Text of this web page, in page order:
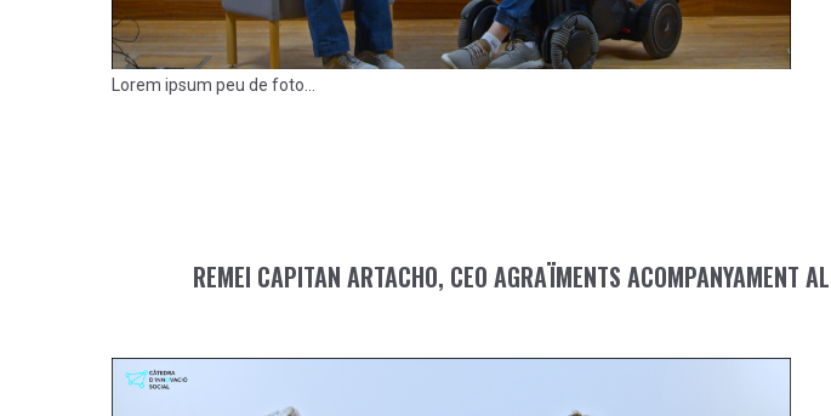
Lorem ipsum peu de foto...
REMEI CAPITAN ARTACHO, CEO AGRAÏMENTS ACOMPANYAMENT